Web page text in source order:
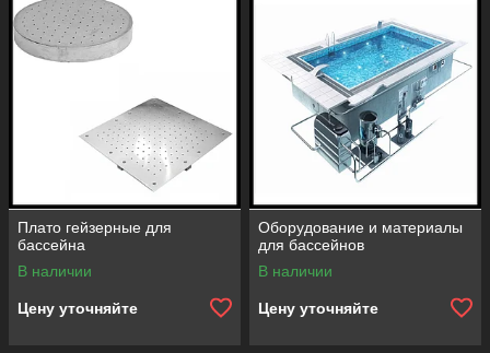
выбирает исключительное!
Плато гейзерные для
бассейна
В наличии
Цену уточняйте
Оборудование и материалы
для бассейнов
В наличии
Цену уточняйте